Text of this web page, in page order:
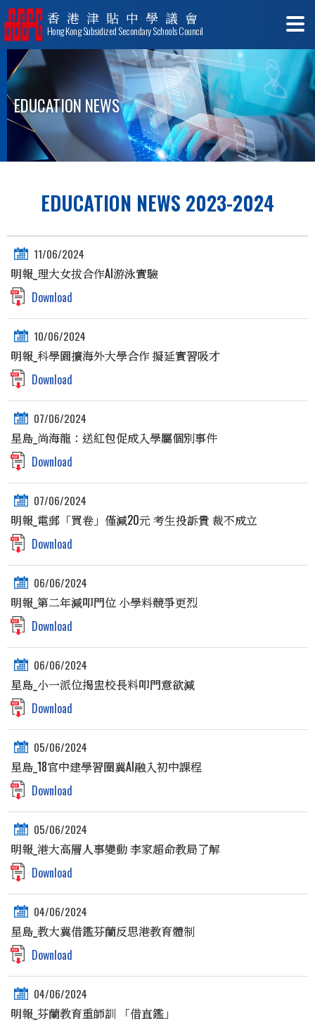
香港津貼中學議會
Hong Kong Subsidized Secondary Schools Council
EDUCATION NEWS
EDUCATION NEWS 2023-2024
11/06/2024
明報_理大女拔合作AI游泳實驗
Download
10/06/2024
明報_科學園擴海外大學合作 擬延實習吸才
Download
07/06/2024
星島_尚海龍：送紅包促成入學屬個別事件
Download
07/06/2024
明報_電郵「買卷」僅減20元 考生投訴貴 裁不成立
Download
06/06/2024
明報_第二年減叩門位 小學料競爭更烈
Download
06/06/2024
星島_小一派位揭盅校長料叩門意欲減
Download
05/06/2024
星島_18官中建學習圈冀AI融入初中課程
Download
05/06/2024
明報_港大高層人事變動 李家超命教局了解
Download
04/06/2024
星島_教大冀借鑑芬蘭反思港教育體制
Download
04/06/2024
明報_芬蘭教育重師訓 「借直鑑」